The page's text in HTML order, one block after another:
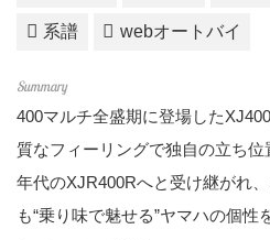
系譜 webオートバイ
400マルチ全盛期に登場した
質なフィーリングで独自の立ち
年代のXJR400Rへと受け継がれ
も“乗り味で魅せる”ヤマハの個性